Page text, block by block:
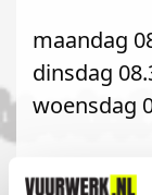
maandag
dinsdag
woensdag